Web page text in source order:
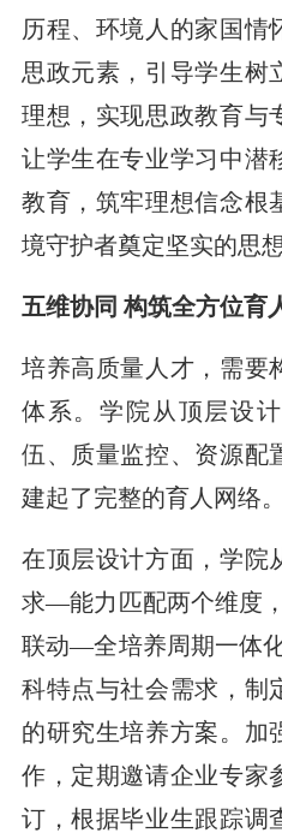
历程、环境人的家国情
思政元素，引导学生树
理想，实现思政教育与
让学生在专业学习中潜
教育，筑牢理想信念根
境守护者奠定坚实的思想
五维协同 构筑全方位育
培养高质量人才，需要
体系。学院从顶层设
伍、质量监控、资源配
建起了完整的育人网络。
在顶层设计方面，学
求—能力匹配两个维度
联动—全培养周期一体
科特点与社会需求，制
的研究生培养方案。加
作，定期邀请企业专家
订，根据毕业生跟踪调